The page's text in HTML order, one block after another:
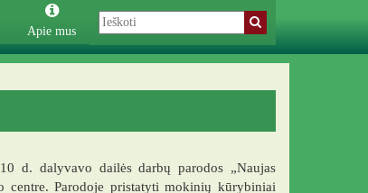
Apie mus
d. dalyvavo dailės darbų parodos „Naujas
centre. Parodoje pristatyti mokinių kūrybiniai